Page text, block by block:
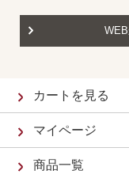
カートを見る
マイページ
商品一覧